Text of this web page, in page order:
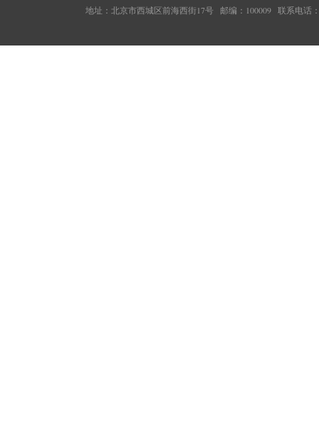
地址：北京市西城区前海西街17号 邮编：100009 联系电话